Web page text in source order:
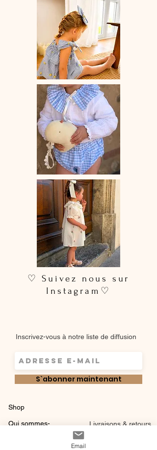
♡ Le délai de fabrication est de 15 à
28 jours ouvrés selon les commandes
♡ Lavage à la main ou en machine
30° max, couleurs similaires, cycle
délicat. Ne pas utilser de sèche-linge.
♡ Suivez nous sur
Instagram♡
Inscrivez-vous à notre liste de diffusion
S`abonner maintenant
Shop
Qui sommes-
instagram
Livraisons & retours
Email